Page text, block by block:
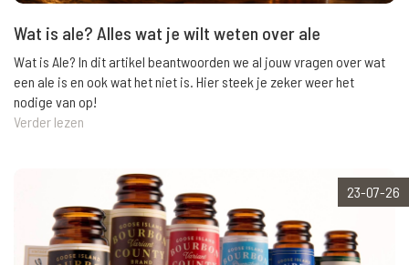
Wat is ale? Alles wat je wilt weten over ale
Wat is Ale? In dit artikel beantwoorden we al jouw vragen over wat
een ale is en ook wat het niet is. Hier steek je zeker weer het
nodige van op!
Verder lezen
23-07-26